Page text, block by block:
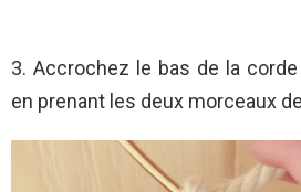
3. Accrochez le bas de la corde
en prenant les deux morceaux